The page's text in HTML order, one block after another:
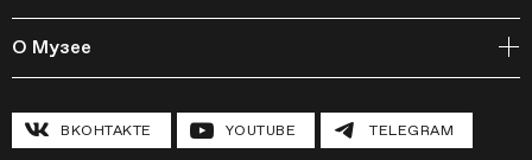
Издательская программа
Мастерские
Полевые исследования
Инклюзивные программы
Конференции
Курсы
Циклы лекций
О Музее
Павильон «Шестигранник»
Хроника Музея «Гараж»
ВКОНТАКТЕ YOUTUBE TELEGRAM